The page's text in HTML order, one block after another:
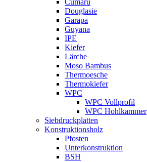
Cumaru
Douglasie
Garapa
Guyana
IPE
Kiefer
Lärche
Moso Bambus
Thermoesche
Thermokiefer
WPC
WPC Vollprofil
WPC Hohlkammer
Siebdruckplatten
Konstruktionsholz
Pfosten
Unterkonstruktion
BSH